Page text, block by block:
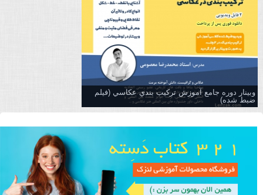
وبینار دوره جامع آموزش تركيب بندي عكاسي (فیلم
ضبط شده)